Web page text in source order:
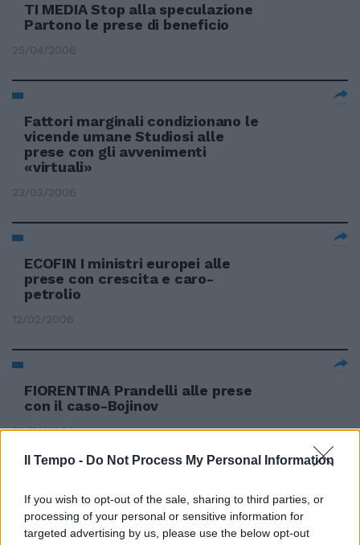
Il Tempo - Do Not Process My Personal Information
If you wish to opt-out of the sale, sharing to third parties, or
processing of your personal or sensitive information for
targeted advertising by us, please use the below opt-out
TI MEDIA Stop alla speculazione
Partono le prese di beneficio
25/04/2006
Fattori marginali condizionano le
vicende umane Studiosi alle
prese con gli avvenimenti
«virtuali»
23/03/2006
ECOFIN I ministri europei alle
prese con crescita e caro-
petrolio
12/02/2006
FIORENTINA Prandelli alle prese
con il caso-Bojinov
30/01/2006
IL 2005 sarà ancora un anno di
passione per le famiglie italiane,
alle prese con rincari di prezzi e